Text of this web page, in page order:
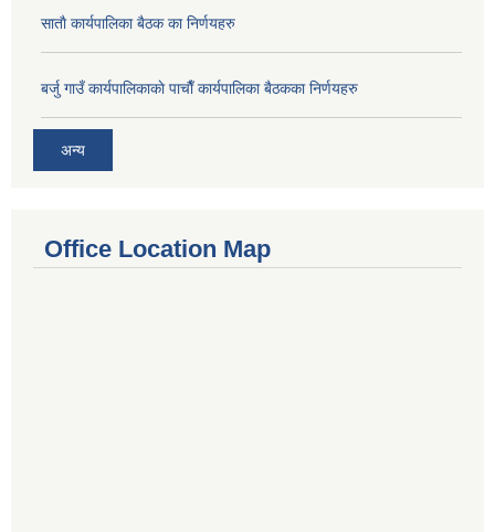
साताै‌ कार्यपालिका बैठक का निर्णयहरु
बर्जु गाउँ कार्यपालिकाकाे पाचाै‌ँ कार्यपालिका बैठकका निर्णयहरु
अन्य
Office Location Map